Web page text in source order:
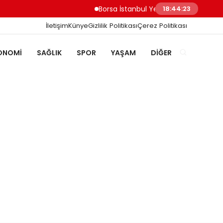
Borsa İstanbul Yeni Güne 13.728,70 Puanla
18:44:24
İletişimKünyeGizlilik PolitikasıÇerez Politikası
SAĞLIK SPOR YAŞAM DIĞER